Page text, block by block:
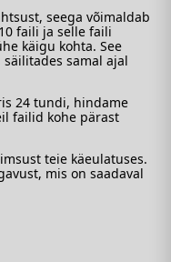
seega võimaldab
faili ja selle faili
käigu kohta. See
samal ajal
24 tundi, hindame
failid kohe pärast
teie käeulatuses.
mis on saadaval